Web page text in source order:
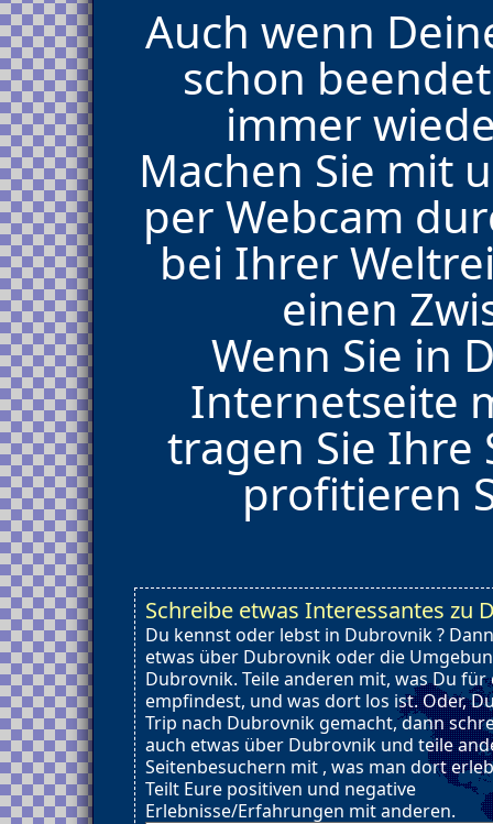
Auch wenn
schon
immer
Machen Sie mit
per Webcam
bei Ihrer
einen
Wenn Sie in
Internetseite
tragen Sie Ihre
profitieren
Schreibe etwas Interessantes zu
Du kennst oder lebst in Dubrovnik ?
etwas über Dubrovnik oder die
Dubrovnik. Teile anderen mit, was Du für
empfindest, und was dort los ist. Oder,
Trip nach Dubrovnik gemacht, dann
auch etwas über Dubrovnik und teile
Seitenbesuchern mit , was man dort
Teilt Eure positiven und negative
Erlebnisse/Erfahrungen mit anderen.